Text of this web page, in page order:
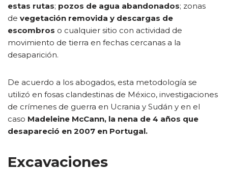
estas rutas; pozos de agua abandonados; zonas
de vegetación removida y descargas de
escombros o cualquier sitio con actividad de
movimiento de tierra en fechas cercanas a la
desaparición.
De acuerdo a los abogados, esta metodología se
utilizó en fosas clandestinas de México, investigaciones
de crímenes de guerra en Ucrania y Sudán y en el
caso Madeleine McCann, la nena de 4 años que
desapareció en 2007 en Portugal.
Excavaciones